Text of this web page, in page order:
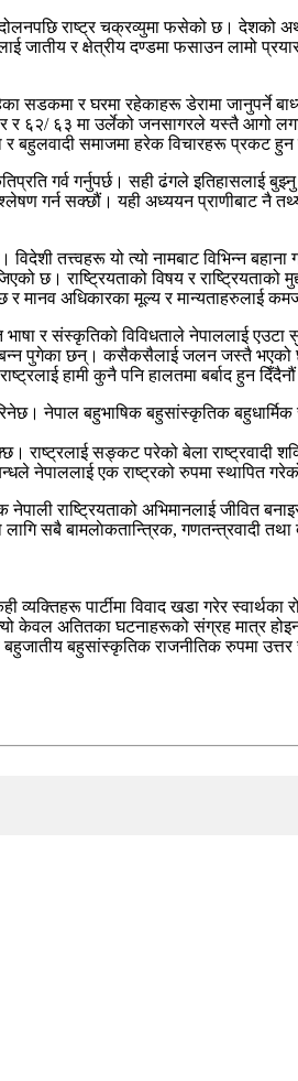
राष्ट्र चक्रव्युमा फसेको छ। देशको
जातीय र क्षेत्रीय दण्डमा फसाउन
सडकमा र घरमा रहेकाहरू डेरामा जानुपर्ने
६२/ ६३ मा उर्लेको जनसागरले यस्तै आगो
बहुलवादी समाजमा हरेक विचारहरू प्रकट
गर्व गर्नुपर्छ। सही ढंगले इतिहासलाई बुझ्नु
गर्न सक्छौं। यही अध्ययन प्राणीबाट
तत्त्वहरू यो त्यो नामबाट विभिन्न
छ। राष्ट्रियताको विषय र
अधिकारका मूल्य र मान्यताहरुलाई
र संस्कृतिको विविधताले नेपाललाई
पुगेका छन्। कसैकसैलाई जलन जस्तै भएको
हामी कुनै पनि हालतमा बर्बाद हुन
नेपाल बहुभाषिक बहुसांस्कृतिक
राष्ट्रलाई सङ्कट परेको बेला
नेपाललाई एक राष्ट्रको रुपमा स्थापित
नेपाली राष्ट्रियताको अभिमानलाई
लागि सबै बामलाेकतान्त्रिक, गणतन्त्रवादी
पार्टीमा विवाद खडा गरेर
केवल अतितका घटनाहरूको संग्रह मात्र
बहुसांस्कृतिक राजनीतिक रुपमा उत्तर